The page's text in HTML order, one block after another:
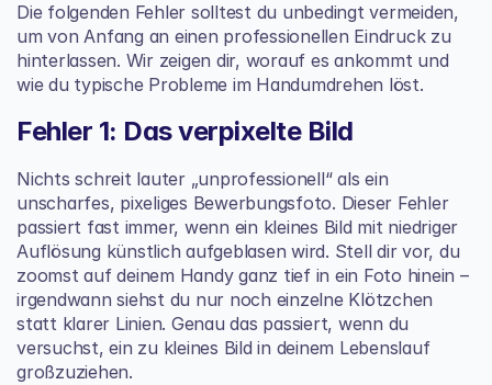
Die folgenden Fehler solltest du unbedingt vermeiden,
um von Anfang an einen professionellen Eindruck zu
hinterlassen. Wir zeigen dir, worauf es ankommt und
wie du typische Probleme im Handumdrehen löst.
Fehler 1: Das verpixelte Bild
Nichts schreit lauter „unprofessionell“ als ein
unscharfes, pixeliges Bewerbungsfoto. Dieser Fehler
passiert fast immer, wenn ein kleines Bild mit niedriger
Auflösung künstlich aufgeblasen wird. Stell dir vor, du
zoomst auf deinem Handy ganz tief in ein Foto hinein –
irgendwann siehst du nur noch einzelne Klötzchen
statt klarer Linien. Genau das passiert, wenn du
versuchst, ein zu kleines Bild in deinem Lebenslauf
großzuziehen.